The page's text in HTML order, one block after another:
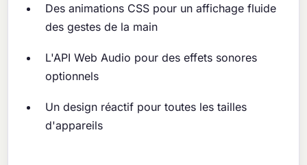
Des animations CSS pour un affichage fluide
des gestes de la main
L'API Web Audio pour des effets sonores
optionnels
Un design réactif pour toutes les tailles
d'appareils